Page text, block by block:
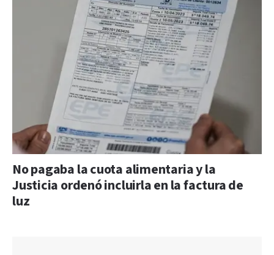
No pagaba la cuota alimentaria y la
Justicia ordenó incluirla en la factura de
luz